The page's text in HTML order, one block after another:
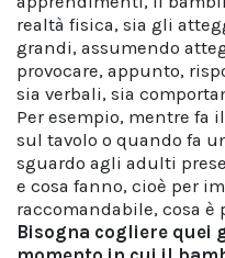
realtà fisica, sia gli
grandi, assumendo
provocare, appunto,
sia verbali, sia
Per esempio, mentre fa
sul tavolo o quando fa
sguardo agli adulti
e cosa fanno, cioè per
raccomandabile, cosa è
Bisogna cogliere quei